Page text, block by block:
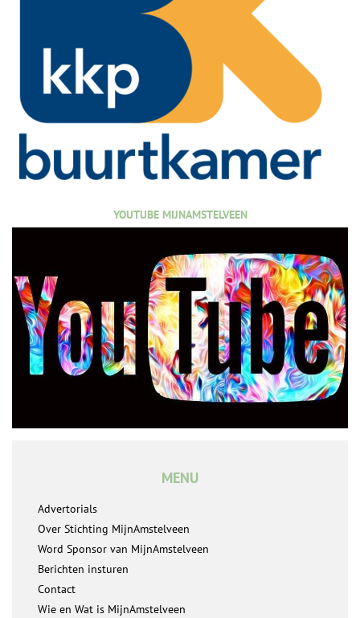
YOUTUBE MIJNAMSTELVEEN
MENU
Advertorials
Over Stichting MijnAmstelveen
Word Sponsor van MijnAmstelveen
Berichten insturen
Contact
Wie en Wat is MijnAmstelveen